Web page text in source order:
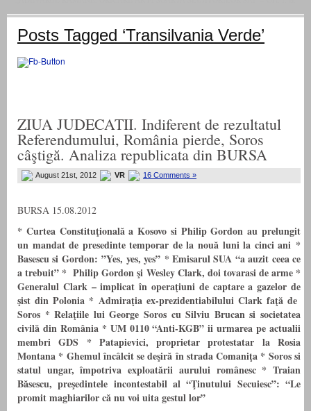
Posts Tagged ‘Transilvania Verde’
ZIUA JUDECATII. Indiferent de rezultatul
Referendumului, România pierde, Soros
câştigă. Analiza republicata din BURSA
August 21st, 2012 VR 16 Comments »
BURSA 15.08.2012
* Curtea Constituţională a Kosovo si Philip Gordon au prelungit
un mandat de presedinte temporar de la nouă luni la cinci ani *
Basescu si Gordon: ”Yes, yes, yes” * Emisarul SUA “a auzit ceea ce
a trebuit” * Philip Gordon şi Wesley Clark, doi tovarasi de arme *
Generalul Clark – implicat în operaţiuni de captare a gazelor de
şist din Polonia * Admiraţia ex-prezidentiabilului Clark faţă de
Soros * Relaţiile lui George Soros cu Silviu Brucan si societatea
civilă din România * UM 0110 “Anti-KGB” ii urmarea pe actualii
membri GDS * Patapievici, proprietar protestatar la Rosia
Montana * Ghemul încâlcit se deşiră în strada Comaniţa * Soros si
statul ungar, împotriva exploatării aurului românesc * Traian
Băsescu, preşedintele incontestabil al “Ţinutului Secuiesc”: “Le
promit maghiarilor că nu voi uita gestul lor”